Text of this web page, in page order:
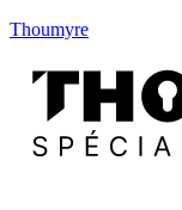
Thoumyre